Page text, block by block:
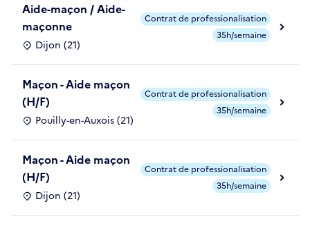
Aide-maçon / Aide-
maçonne
Dijon (21)
Contrat de professionalisation
35h/semaine
Maçon - Aide maçon
(H/F)
Pouilly-en-Auxois (21)
Contrat de professionalisation
35h/semaine
Maçon - Aide maçon
(H/F)
Dijon (21)
Contrat de professionalisation
35h/semaine